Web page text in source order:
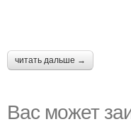
читать дальше →
Вас может